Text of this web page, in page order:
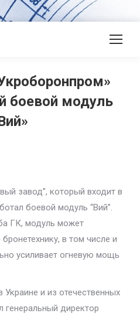
боевой модуль
завод”, который входит в
боевой модуль “Вий”.
ГК, модуль может
в том числе и
усиливает огневую мощь
Украине и из отечественных
генеральный директор